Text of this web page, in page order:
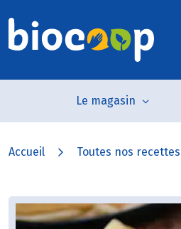
Le magasin
Accueil Toutes nos recettes